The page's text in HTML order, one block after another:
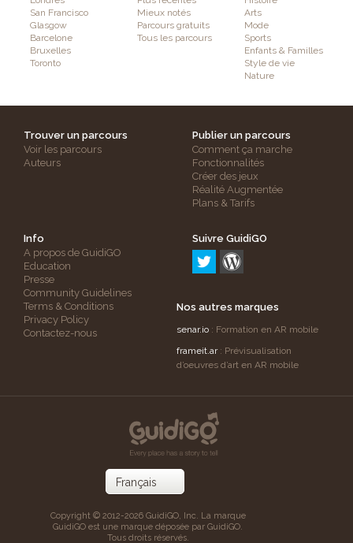
San Francisco
Glasgow
Barcelone
Bruxelles
Toronto
Mieux notés
Parcours gratuits
Tous les parcours
Arts
Mode
Sports
Enfants & Familles
Style de vie
Nature
Trouver un parcours
Voir les parcours
Auteurs
Publier un parcours
Comment ça marche
Fonctionnalités
Créer des jeux
Réalité Augmentée
Plans & Tarifs
Info
A propos de GuidiGO
Education
Presse
Community Guidelines
Terms & Conditions
Privacy Policy
Contactez-nous
Suivre GuidiGO
Nos autres marques
senar.io : Formation en AR mobile
frameit.ar: Prévisualisation
d’oeuvres d’art en AR mobile
Copyright © 2012-2026 GuidiGO, Inc. La marque
GuidiGO est une marque déposée par GuidiGO.
Tous droits réservés.